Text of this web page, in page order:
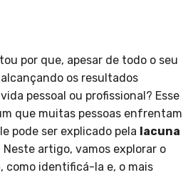
por que, apesar de todo o seu
os resultados
pessoal ou profissional? Esse
que muitas pessoas enfrentam
pode ser explicado pela lacuna
Neste artigo, vamos explorar o
como identificá-la e, o mais